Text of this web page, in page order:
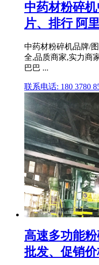
中药材粉碎
片、排行 阿
中药材粉碎机品牌/
全,品质商家,实力商
巴巴 ...
联系电话: 180 3780
高速多功能
批发、促销